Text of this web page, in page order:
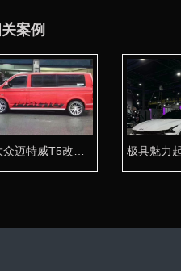
案例